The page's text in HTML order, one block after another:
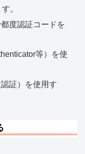
。
度認証コードを
等）を使
証）を使用す